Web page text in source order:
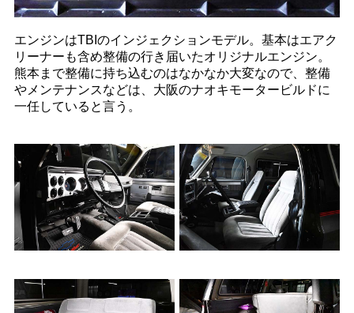
エンジンはTBIのインジェクションモデル。基本はエアク
リーナーも含め整備の行き届いたオリジナルエンジン。
熊本まで整備に持ち込むのはなかなか大変なので、整備
やメンテナンスなどは、大阪のナオキモータービルドに
一任していると言う。